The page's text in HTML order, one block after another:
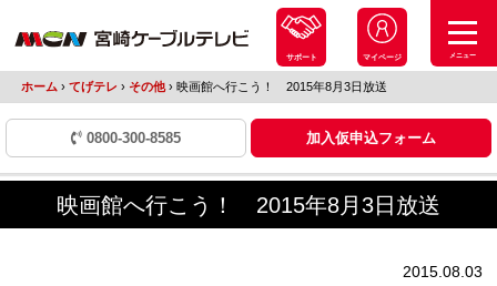
サポート マイページ メニュー
ホーム › てげテレ › その他 ›映画館へ行こう！ 2015年8月3日放送
0800-300-8585 加入仮申込フォーム
映画館へ行こう！ 2015年8月3日放送
2015.08.03